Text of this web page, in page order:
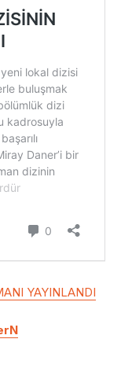
YAYINLANDI